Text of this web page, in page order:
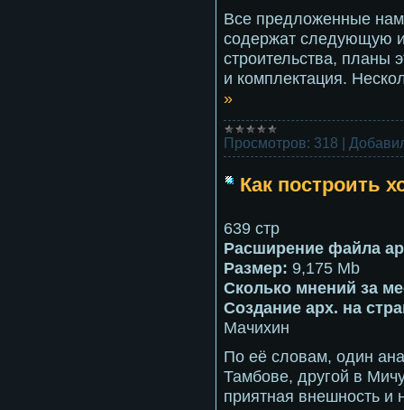
Все предложенные
содержат следующую
строительства, планы
и комплектация.
»
Просмотров: 318 |
Как построить
639 стр
Расширение файла
Размер: 9,175 Mb
Сколько мнений за
Создание арх. на
Мачихин
По её словам, один
Тамбове, другой в
приятная внешность